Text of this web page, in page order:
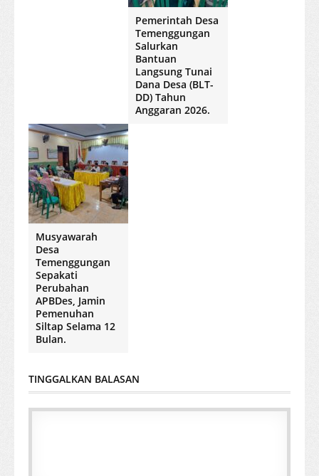
Pemerintah Desa
Temenggungan
Salurkan
Bantuan
Langsung Tunai
Dana Desa (BLT-
DD) Tahun
Anggaran 2026.
Musyawarah
Desa
Temenggungan
Sepakati
Perubahan
APBDes, Jamin
Pemenuhan
Siltap Selama 12
Bulan.
TINGGALKAN BALASAN